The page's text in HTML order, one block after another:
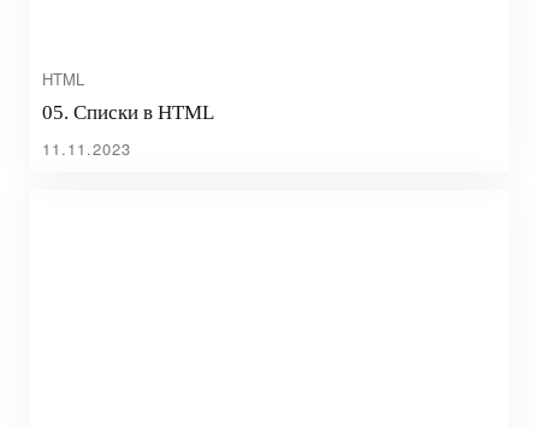
HTML
05. Списки в HTML
11.11.2023